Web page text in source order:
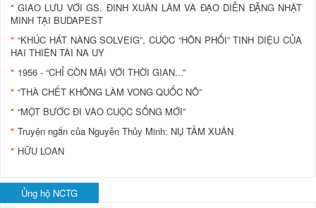
GIAO LƯU VỚI GS. ĐINH XUÂN LÂM VÀ ĐẠO DIỄN ĐẶNG NHẬT
MINH TẠI BUDAPEST
“KHÚC HÁT NÀNG SOLVEIG”, CUỘC “HÔN PHỐI” TINH DIỆU CỦA
HAI THIÊN TÀI NA UY
1956 - “CHỈ CÒN MÃI VỚI THỜI GIAN...”
“THÀ CHẾT KHÔNG LÀM VONG QUỐC NÔ”
“MỘT BƯỚC ĐI VÀO CUỘC SỐNG MỚI”
Truyện ngắn của Nguyễn Thủy Minh: NỤ TẦM XUÂN
HỮU LOAN
Ủng hộ NCTG